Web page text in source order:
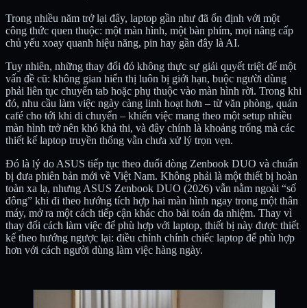
Trong nhiều năm trở lại đây, laptop gần như đã ổn định với một
công thức quen thuộc: một màn hình, một bàn phím, mọi nâng cấp
chủ yếu xoay quanh hiệu năng, pin hay gần đây là AI.
Tuy nhiên, những thay đổi đó không thực sự giải quyết triệt để một
vấn đề cũ: không gian hiển thị luôn bị giới hạn, buộc người dùng
phải liên tục chuyển tab hoặc phụ thuộc vào màn hình rời. Trong khi
đó, nhu cầu làm việc ngày càng linh hoạt hơn – từ văn phòng, quán
café cho tới khi di chuyển – khiến việc mang theo một setup nhiều
màn hình trở nên khó khả thi, và đây chính là khoảng trống mà các
thiết kế laptop truyền thống vẫn chưa xử lý trọn vẹn.
Đó là lý do ASUS tiếp tục theo đuổi dòng Zenbook DUO và chuẩn
bị đưa phiên bản mới về Việt Nam. Không phải là một thiết bị hoàn
toàn xa lạ, nhưng ASUS Zenbook DUO (2026) vẫn nằm ngoài “số
đông” khi đi theo hướng tích hợp hai màn hình ngay trong một thân
máy, mở ra một cách tiếp cận khác cho bài toán đa nhiệm. Thay vì
thay đổi cách làm việc để phù hợp với laptop, thiết bị này được thiết
kế theo hướng ngược lại: điều chỉnh chính chiếc laptop để phù hợp
hơn với cách người dùng làm việc hàng ngày.